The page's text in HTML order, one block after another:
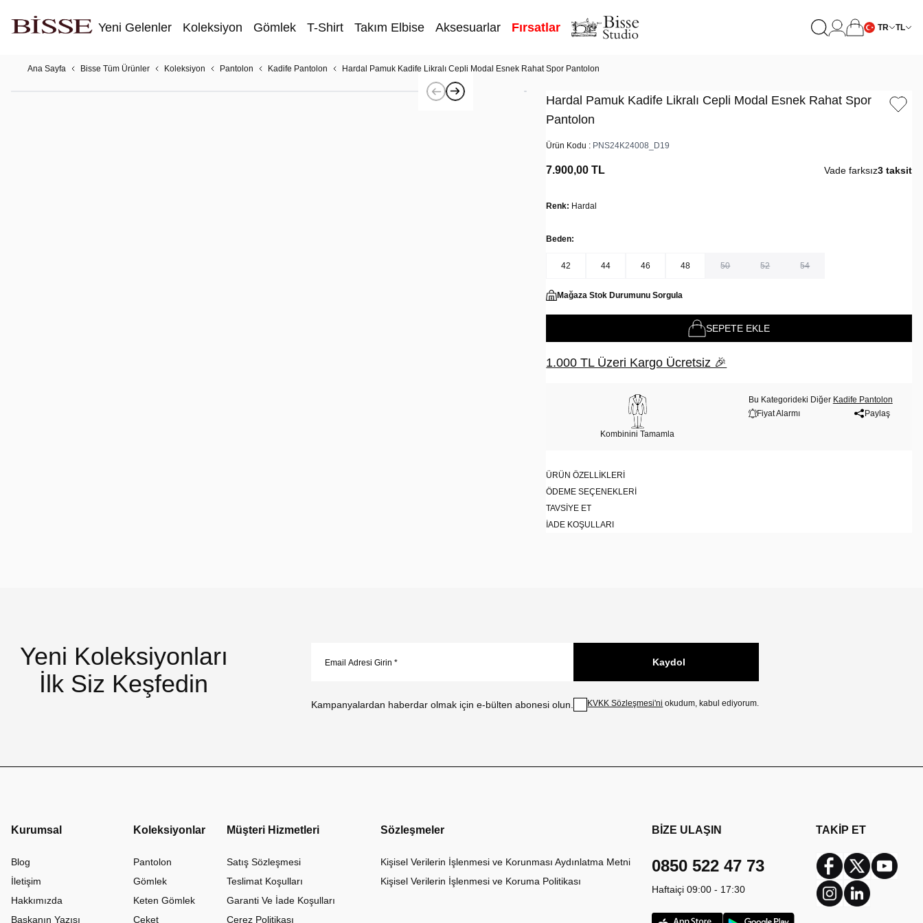
Yeni Gelenler Koleksiyon Gömlek T-Shirt Takım Elbise Aksesuarlar Fırsatlar TR TL
Ana Sayfa Bisse Tüm Ürünler Koleksiyon Pantolon Kadife Pantolon Hardal Pamuk Kadife Likralı Cepli Modal Esnek Rahat Spor Pantolon
Hardal Pamuk Kadife Likralı Cepli Modal Esnek Rahat Spor
Pantolon
Ürün Kodu : PNS24K24008_D19
7.900,00 TL Vade farksız3 taksit
Renk: Hardal
Beden:
42 44 46 48 50 52 54
Mağaza Stok Durumunu Sorgula
SEPETE EKLE
1.000 TL Üzeri Kargo Ücretsiz 🎉
Kombinini Tamamla
Bu Kategorideki Diğer Kadife Pantolon
Fiyat Alarmı
Paylaş
ÜRÜN ÖZELLIKLERI
ÖDEME SEÇENEKLERI
TAVSIYE ET
İADE KOŞULLARI
Yeni Koleksiyonları
İlk Siz Keşfedin
Kampanyalardan haberdar olmak için e-bülten abonesi olun.
Kaydol
KVKK Sözleşmesi'ni okudum, kabul ediyorum.
Kurumsal
Blog
İletişim
Hakkımızda
Başkanın Yazısı
Koleksiyonlar
Pantolon
Gömlek
Keten Gömlek
Ceket
Müşteri Hizmetleri
Satış Sözleşmesi
Teslimat Koşulları
Garanti Ve İade Koşulları
Çerez Politikası
Sözleşmeler
Kişisel Verilerin İşlenmesi ve Korunması Aydınlatma Metni
Kişisel Verilerin İşlenmesi ve Koruma Politikası
BİZE ULAŞIN
0850 522 47 73
Haftaiçi 09:00 - 17:30
TAKİP ET
Facebook
Twitter
InstagramLinkedin